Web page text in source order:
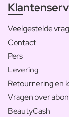
Veelgestelde
Contact
Pers
Levering
Retournering en
Vragen over
BeautyCash